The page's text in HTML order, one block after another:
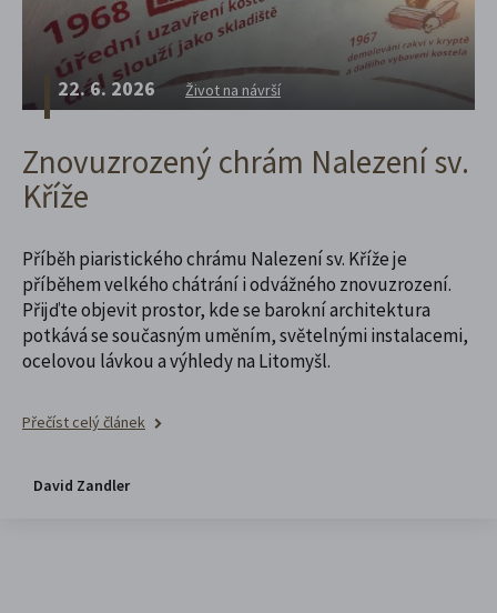
22. 6. 2026 Život na návrší
Znovuzrozený chrám Nalezení sv.
Kříže
Příběh piaristického chrámu Nalezení sv. Kříže je
příběhem velkého chátrání i odvážného znovuzrození.
Přijďte objevit prostor, kde se barokní architektura
potkává se současným uměním, světelnými instalacemi,
ocelovou lávkou a výhledy na Litomyšl.
Přečíst celý článek
David Zandler